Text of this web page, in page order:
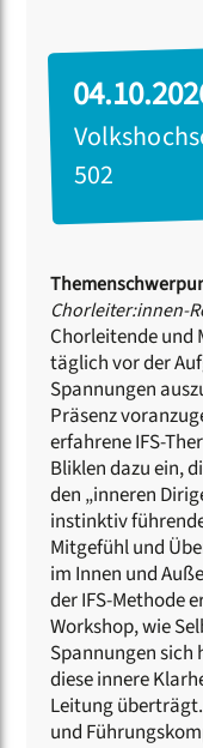
502
Chorleiter:innen-
Chorleitende und
täglich vor der
Spannungen
Präsenz
erfahrene IFS-
Bliklen dazu ein,
den „inneren
instinktiv
Mitgefühl und
im Innen und
der IFS-Methode
Workshop, wie
Spannungen sich
diese innere
Leitung
und